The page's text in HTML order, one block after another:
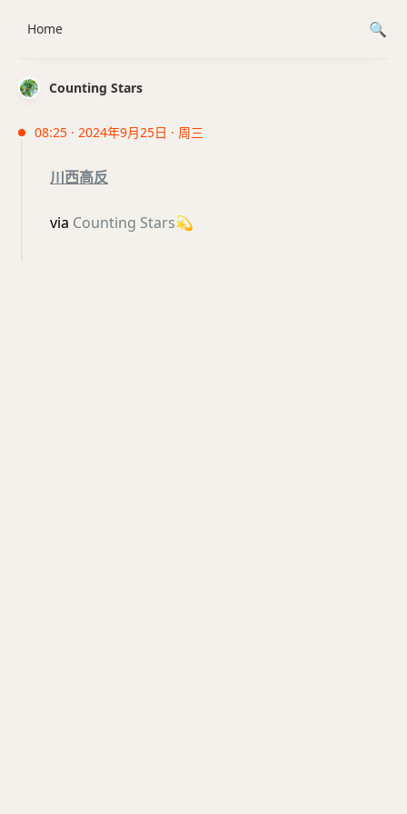
Counting Stars
08:25 · 2024年9月25日 · 周三
川西高反
via Counting Stars💫
Home